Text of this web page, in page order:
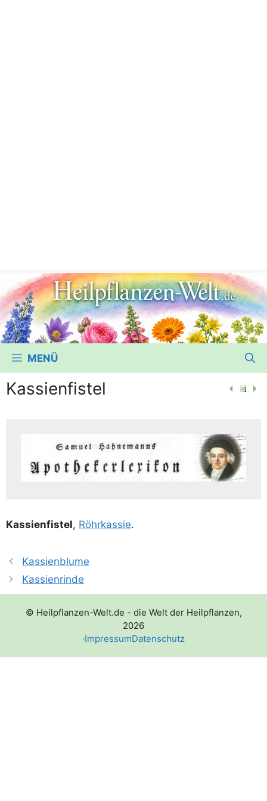
MENÜ
Kassienfistel
Kas­si­en­fis­tel, Röhr­k­as­sie.
Kassienblume
Kassienrinde
© Heilpflanzen-Welt.de - die Welt der Heilpflanzen,
2026
·ImpressumDatenschutz